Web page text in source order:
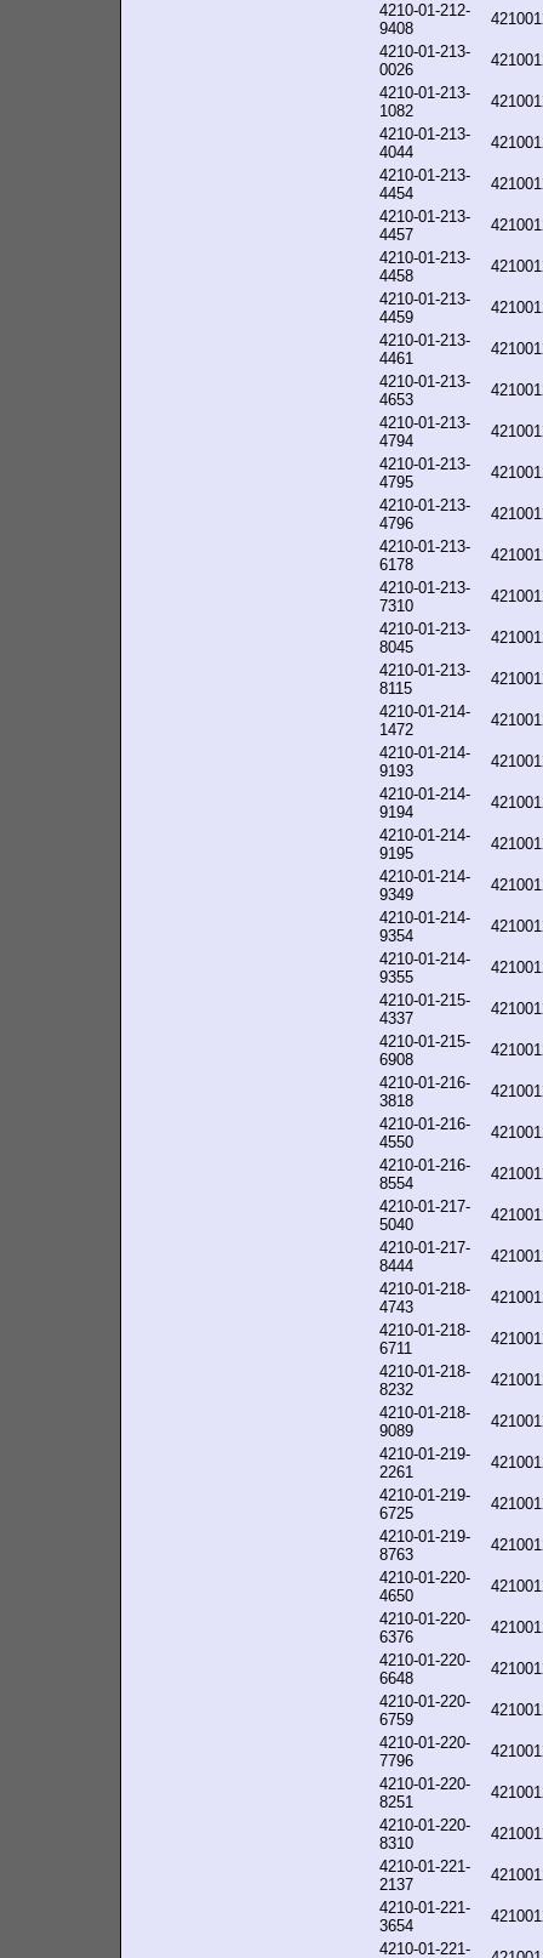
4210-01-212-
9408
4210-01-213-
0026
4210-01-213-
1082
4210-01-213-
4044
4210-01-213-
4454
4210-01-213-
4457
4210-01-213-
4458
4210-01-213-
4459
4210-01-213-
4461
4210-01-213-
4653
4210-01-213-
4794
4210-01-213-
4795
4210-01-213-
4796
4210-01-213-
6178
4210-01-213-
7310
4210-01-213-
8045
4210-01-213-
8115
4210-01-214-
1472
4210-01-214-
9193
4210-01-214-
9194
4210-01-214-
9195
4210-01-214-
9349
4210-01-214-
9354
4210-01-214-
9355
4210-01-215-
4337
4210-01-215-
6908
4210-01-216-
3818
4210-01-216-
4550
4210-01-216-
8554
4210-01-217-
5040
4210-01-217-
8444
4210-01-218-
4743
4210-01-218-
6711
4210-01-218-
8232
4210-01-218-
9089
4210-01-219-
2261
4210-01-219-
6725
4210-01-219-
8763
4210-01-220-
4650
4210-01-220-
6376
4210-01-220-
6648
4210-01-220-
6759
4210-01-220-
7796
4210-01-220-
8251
4210-01-220-
8310
4210-01-221-
2137
4210-01-221-
3654
4210-01-221-